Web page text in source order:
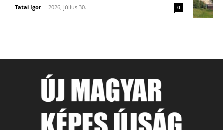
Tatai Igor - 2026, július 30. 0